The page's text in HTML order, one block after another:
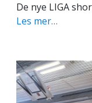
De nye LIGA
Les mer…